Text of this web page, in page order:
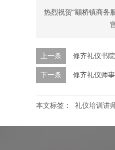
热烈祝贺“颛桥镇商务
上一条 修齐礼仪书
下一条 修齐礼仪师
本文标签： 礼仪培训讲